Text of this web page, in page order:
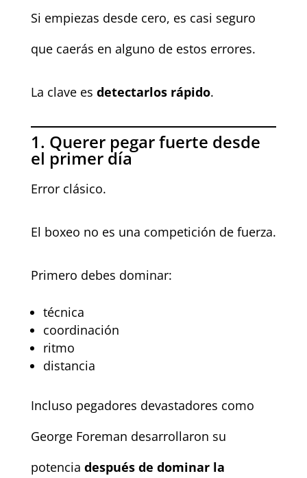
Si empiezas desde cero, es casi seguro
que caerás en alguno de estos errores.
La clave es detectarlos rápido.
1. Querer pegar fuerte desde
el primer día
Error clásico.
El boxeo no es una competición de fuerza.
Primero debes dominar:
técnica
coordinación
ritmo
distancia
Incluso pegadores devastadores como
George Foreman desarrollaron su
potencia después de dominar la